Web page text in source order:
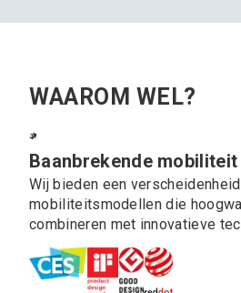
WAAROM WEL?
Baanbrekende mobiliteit
Wij bieden een
mobiliteitsmodellen die
combineren met innovatieve